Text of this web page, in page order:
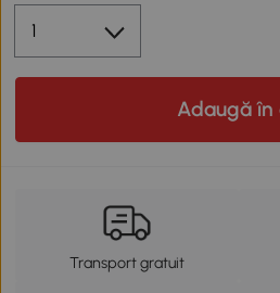
Adaugă în
Transport gratuit